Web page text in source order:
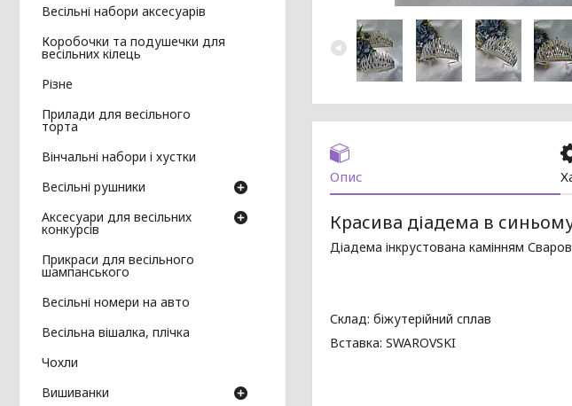
Опис
Красива діадема в
Діадема інкрустована камінням
Склад: біжутерійний сплав
Вставка: SWAROVSKI
Весільні набори аксесуарів
Коробочки та подушечки для
весільних кілець
Різне
Прилади для весільного
торта
Вінчальні набори і хустки
Весільні рушники
Аксесуари для весільних
конкурсів
Прикраси для весільного
шампанського
Весільні номери на авто
Весільна вішалка, плічка
Чохли
Вишиванки